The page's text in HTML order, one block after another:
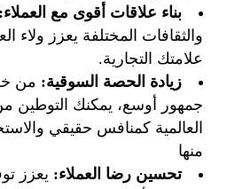
بناء علاقات أقوى مع العملاء:
والثقافات المختلفة يعزز ولاء
علامتك التجارية.
زيادة الحصة السوقية: من
جمهور أوسع، يمكنك التوطين
العالمية كمنافس حقيقي
منها
تحسين رضا العملاء: يعزز